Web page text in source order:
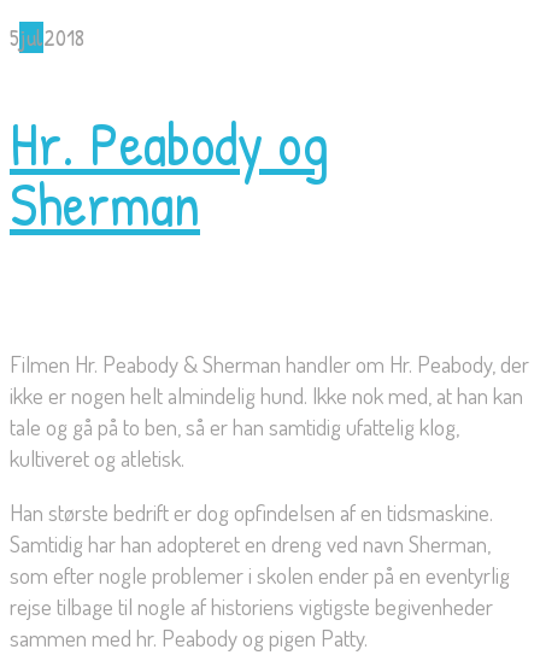
5jul2018
Hr. Peabody og
Sherman
Filmen Hr. Peabody & Sherman handler om Hr. Peabody, der
ikke er nogen helt almindelig hund. Ikke nok med, at han kan
tale og gå på to ben, så er han samtidig ufattelig klog,
kultiveret og atletisk.
Han største bedrift er dog opfindelsen af en tidsmaskine.
Samtidig har han adopteret en dreng ved navn Sherman,
som efter nogle problemer i skolen ender på en eventyrlig
rejse tilbage til nogle af historiens vigtigste begivenheder
sammen med hr. Peabody og pigen Patty.